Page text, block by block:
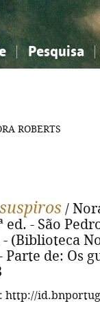
Pesquisa
sociais...
sociais...
ROBERTS
/
ed. - São
- (Biblioteca
Parte de: Os
http://